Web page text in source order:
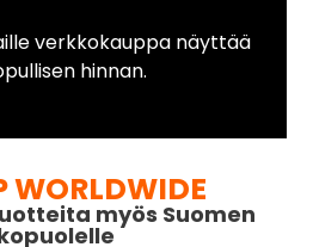
verkkokauppa näyttää
hinnan.
WORLDWIDE
myös Suomen